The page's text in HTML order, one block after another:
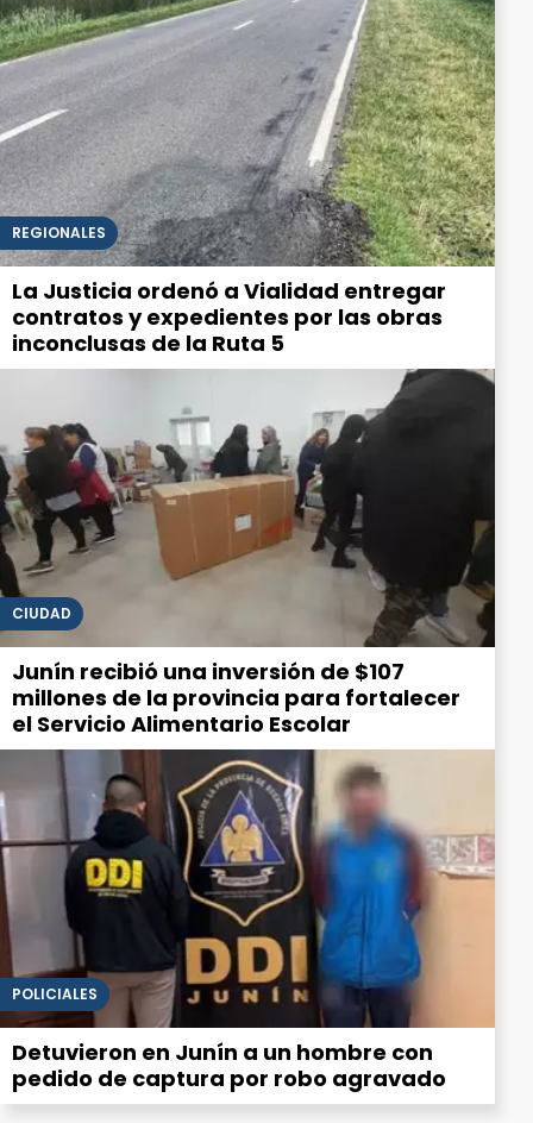
REGIONALES
La Justicia ordenó a Vialidad entregar
contratos y expedientes por las obras
inconclusas de la Ruta 5
CIUDAD
Junín recibió una inversión de $107
millones de la provincia para fortalecer
el Servicio Alimentario Escolar
POLICIALES
Detuvieron en Junín a un hombre con
pedido de captura por robo agravado